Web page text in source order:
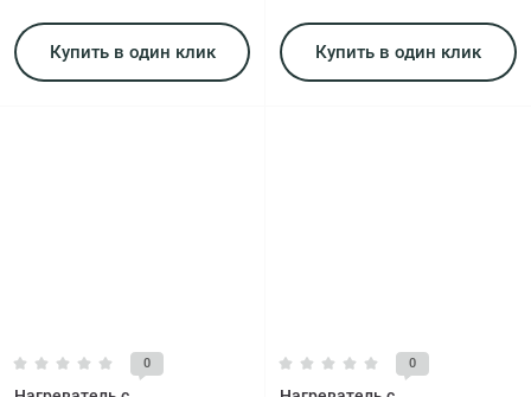
Купить в один клик Купить в один клик
0 0